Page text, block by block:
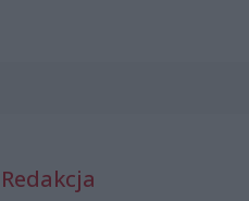
Redakcja